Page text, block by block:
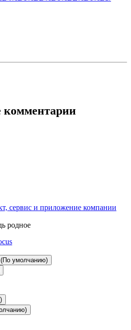
комментарии
сервис и приложение компании
родное
(По умолчанию)